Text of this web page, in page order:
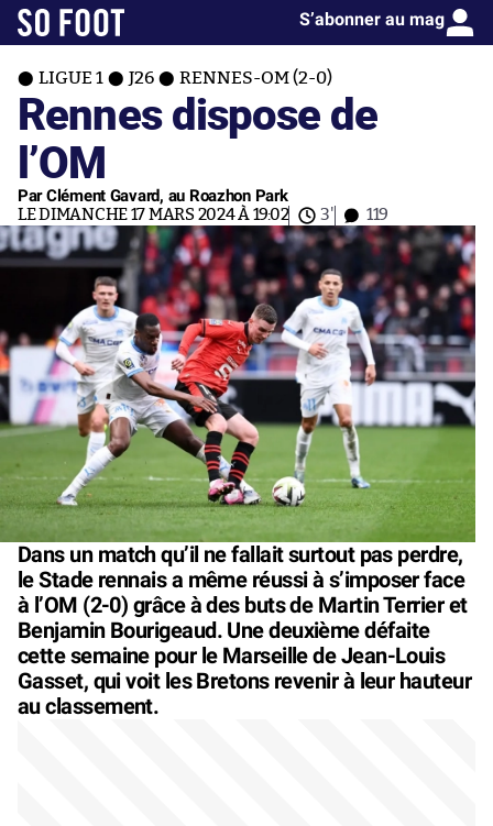
S’abonner au mag
LIGUE 1 J26 RENNES-OM (2-0)
Rennes dispose de
l’OM
Par Clément Gavard, au Roazhon Park
LE DIMANCHE 17 MARS 2024 À 19:02 3' 119
Dans un match qu’il ne fallait surtout pas perdre,
le Stade rennais a même réussi à s’imposer face
à l’OM (2-0) grâce à des buts de Martin Terrier et
Benjamin Bourigeaud. Une deuxième défaite
cette semaine pour le Marseille de Jean-Louis
Gasset, qui voit les Bretons revenir à leur hauteur
au classement.